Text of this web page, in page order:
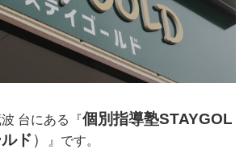
台にある
『個別指導塾STAYGOL
ド） 』 です。